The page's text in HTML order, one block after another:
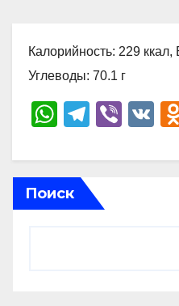
Калорийность: 229
Углеводы: 70.1 г
W
at
s
A
T
e
gr
a
Vi
er
V
Поиск